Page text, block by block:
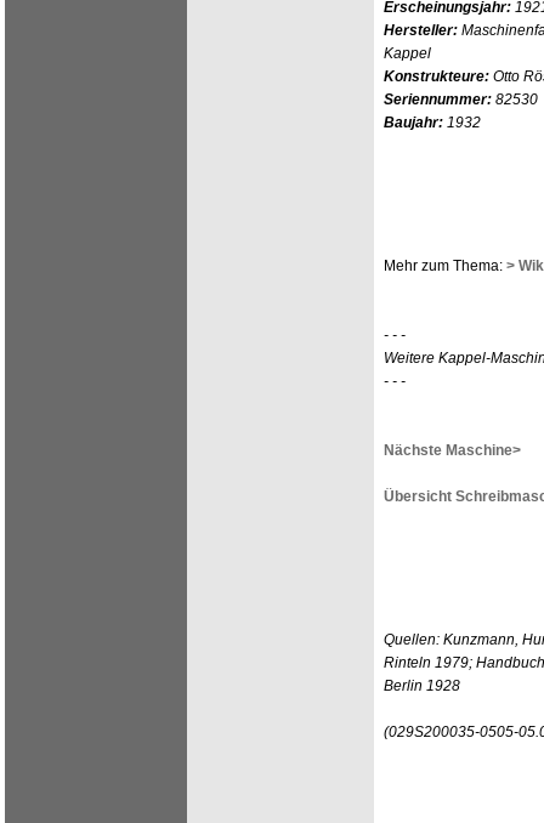
Erscheinungsjahr:
Hersteller:
Kappel
Konstrukteure: Otto
Seriennummer: 82530
Baujahr: 1932
Mehr zum Thema: >
- - -
Weitere Kappel-
- - -
Nächste Maschine>
Übersicht
Quellen: Kunzmann,
Rinteln 1979;
Berlin 1928
(029S200035-0505-